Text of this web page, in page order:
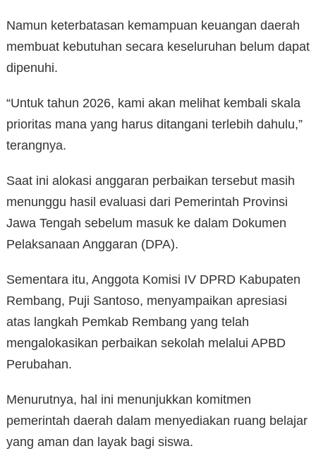
Namun keterbatasan kemampuan keuangan daerah
membuat kebutuhan secara keseluruhan belum dapat
dipenuhi.
“Untuk tahun 2026, kami akan melihat kembali skala
prioritas mana yang harus ditangani terlebih dahulu,”
terangnya.
Saat ini alokasi anggaran perbaikan tersebut masih
menunggu hasil evaluasi dari Pemerintah Provinsi
Jawa Tengah sebelum masuk ke dalam Dokumen
Pelaksanaan Anggaran (DPA).
Sementara itu, Anggota Komisi IV DPRD Kabupaten
Rembang, Puji Santoso, menyampaikan apresiasi
atas langkah Pemkab Rembang yang telah
mengalokasikan perbaikan sekolah melalui APBD
Perubahan.
Menurutnya, hal ini menunjukkan komitmen
pemerintah daerah dalam menyediakan ruang belajar
yang aman dan layak bagi siswa.